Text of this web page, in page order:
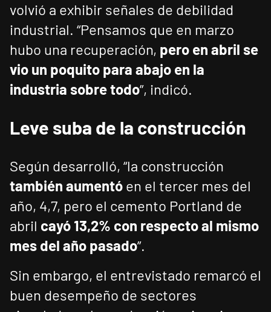
volvió a exhibir señales de debilidad
industrial. “Pensamos que en marzo
hubo una recuperación, pero en abril se
vio un poquito para abajo en la
industria sobre todo”, indicó.
Leve suba de la construcción
Según desarrolló, “la construcción
también aumentó en el tercer mes del
año, 4,7, pero el cemento Portland de
abril cayó 13,2% con respecto al mismo
mes del año pasado”.
Sin embargo, el entrevistado remarcó el
buen desempeño de sectores